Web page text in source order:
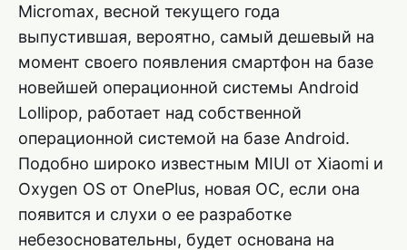
Micromax, весной текущего года
выпустившая, вероятно, самый дешевый на
момент своего появления смартфон на базе
новейшей операционной системы Android
Lollipop, работает над собственной
операционной системой на базе Android.
Подобно широко известным MIUI от Xiaomi и
Oxygen OS от OnePlus, новая ОС, если она
появится и слухи о ее разработке
небезосновательны, будет основана на